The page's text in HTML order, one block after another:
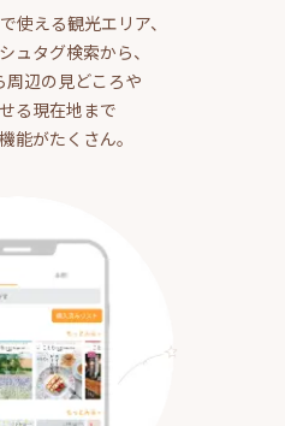
使える観光エリア、
ュタグ検索から、
周辺の見どころや
る現在地まで
能がたくさん。